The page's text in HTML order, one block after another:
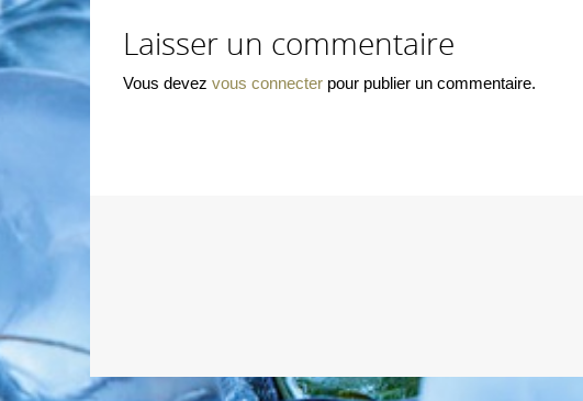
Laisser un commentaire
Vous devez vous connecter pour publier un commentaire.